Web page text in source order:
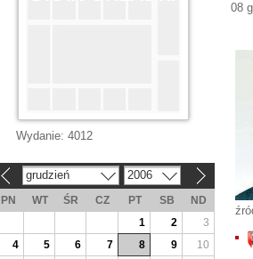
08
Wydanie: 4012
grudzień 2006
PN WT ŚR CZ PT SB
ND
1
2
3
4
5 6 7 8 9
10